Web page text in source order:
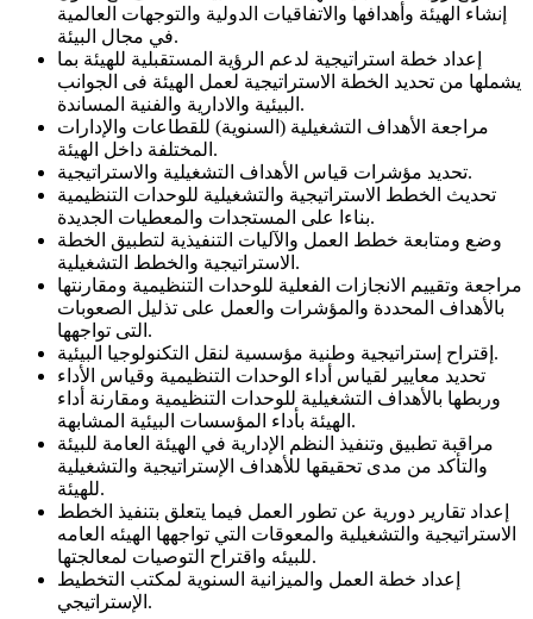
إنشاء الهيئة وأهدافها والاتفاقيات الدولية والتوجهات العالمية
في مجال البيئة.
إعداد خطة استراتيجية لدعم الرؤية المستقبلية للهيئة بما
يشملها من تحديد الخطة الاستراتيجية لعمل الهيئة فى الجوانب
البيئية والادارية والفنية المساندة.
مراجعة الأهداف التشغيلية (السنوية) للقطاعات والإدارات
المختلفة داخل الهيئة.
تحديد مؤشرات قياس الأهداف التشغيلية والاستراتيجية.
تحديث الخطط الاستراتيجية والتشغيلية للوحدات التنظيمية
بناءا على المستجدات والمعطيات الجديدة.
وضع ومتابعة خطط العمل والآليات التنفيذية لتطبيق الخطة
الاستراتيجية والخطط التشغيلية.
مراجعة وتقييم الانجازات الفعلية للوحدات التنظيمية ومقارنتها
بالأهداف المحددة والمؤشرات والعمل على تذليل الصعوبات
التى تواجهها.
إقتراح إستراتيجية وطنية مؤسسية لنقل التكنولوجيا البيئية.
تحديد معايير لقياس أداء الوحدات التنظيمية وقياس الأداء
وربطها بالأهداف التشغيلية للوحدات التنظيمية ومقارنة أداء
الهيئة بأداء المؤسسات البيئية المشابهة.
مراقبة تطبيق وتنفيذ النظم الإدارية في الهيئة العامة للبيئة
والتأكد من مدى تحقيقها للأهداف الإستراتيجية والتشغيلية
للهيئة.
إعداد تقارير دورية عن تطور العمل فيما يتعلق بتنفيذ الخطط
الاستراتيجية والتشغيلية والمعوقات التي تواجهها الهيئه العامه
للبيئه واقتراح التوصيات لمعالجتها.
إعداد خطة العمل والميزانية السنوية لمكتب التخطيط
الإستراتيجي.